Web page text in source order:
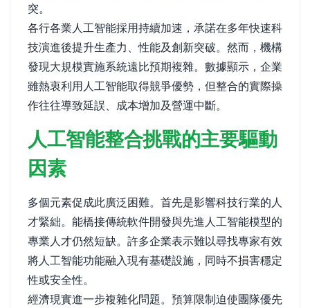
突。
各行各業人工智能採用持續加速，承諾在多年快速科
技演進後提升生產力、性能及創新突破。然而，機構
發現大規模實施系統遠比預期複雜。數據顯示，企業
雖熱衷利用人工智能取得競爭優勢，但整合的實際操
作往往導致延誤、成本增加及營運中斷。
人工智能整合挑戰的主要驅動
因素
多個元素促成此廣泛困難。首先是影響科技行業的人
才緊絀。能橋接傳統軟件開發與先進人工智能模型的
專業人才仍然短缺。許多企業表示難以尋找專家有效
將人工智能功能融入現有基礎設施，同時不損害穩定
性或安全性。
經濟現實進一步複雜化問題。預算限制迫使團隊優先